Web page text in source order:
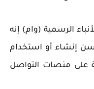
الرسمية (وام) إنه
إنشاء أو استخدام
على منصات التواصل